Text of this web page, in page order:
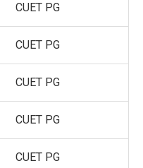
CUET PG
CUET PG
CUET PG
CUET PG
CUET PG